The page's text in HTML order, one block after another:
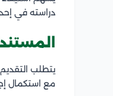
دراسته في
يتطلب
مع استكمال